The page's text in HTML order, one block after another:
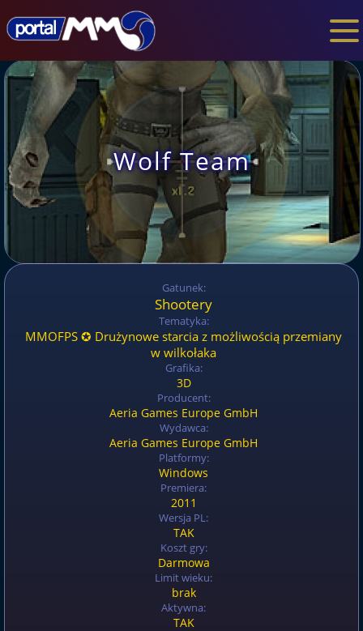
Wolf Team
Gatunek:
Shootery
Tematyka:
MMOFPS ✪ Drużynowe starcia z możliwością przemiany
w wilkołaka
Grafika:
3D
Producent:
Aeria Games Europe GmbH
Wydawca:
Aeria Games Europe GmbH
Platformy:
Windows
Premiera:
2011
Wersja PL:
TAK
Koszt gry:
Darmowa
Limit wieku:
brak
Aktywna:
TAK